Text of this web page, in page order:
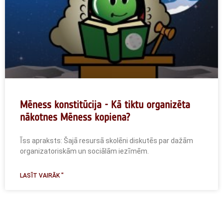
Mēness konstitūcija - Kā tiktu organizēta
nākotnes Mēness kopiena?
Īss apraksts: Šajā resursā skolēni diskutēs par dažām
organizatoriskām un sociālām iezīmēm.
LASĪT VAIRĀK "